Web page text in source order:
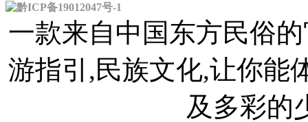
黔ICP备19012047号-1
一款来自中国东方民俗
游指引,民族文化,让你能
及多彩的